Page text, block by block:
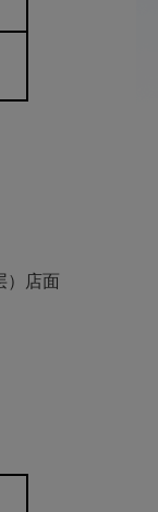
）店面